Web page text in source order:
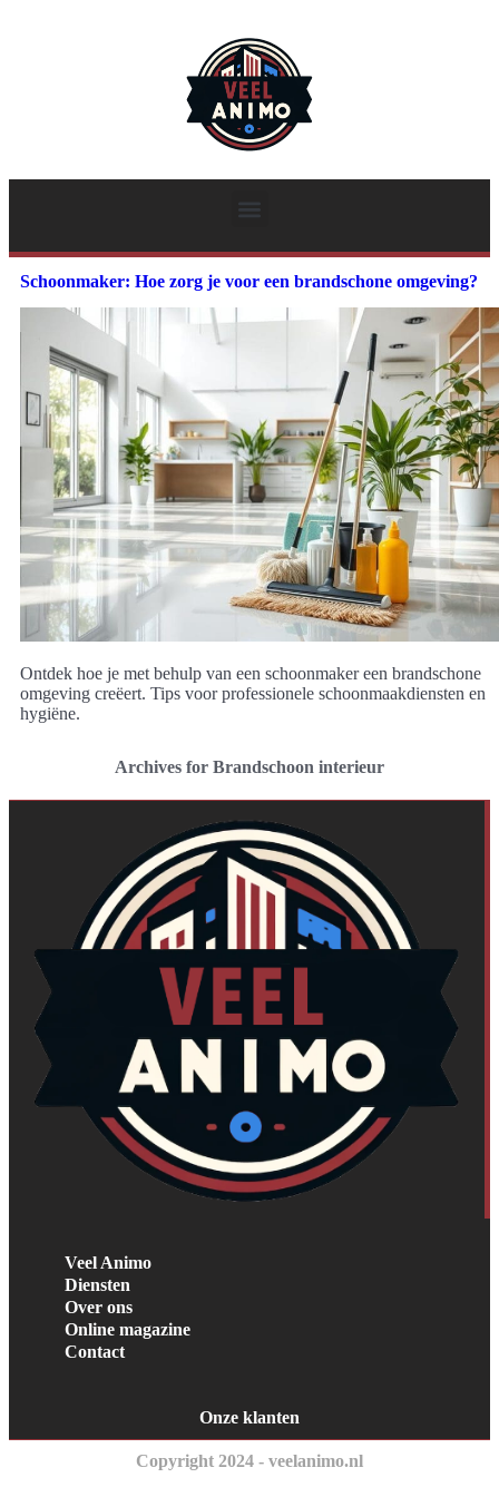
Schoonmaker: Hoe zorg je voor een brandschone omgeving?
Ontdek hoe je met behulp van een schoonmaker een brandschone
omgeving creëert. Tips voor professionele schoonmaakdiensten en
hygiëne.
Archives for Brandschoon interieur
Veel Animo
Diensten
Over ons
Online magazine
Contact
Onze klanten
Copyright 2024 - veelanimo.nl